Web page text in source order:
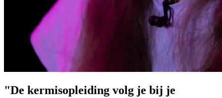
"De kermisopleiding volg je bij je